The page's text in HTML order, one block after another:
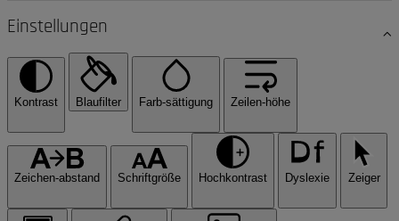
Einstellungen
Kontrast Blaufilter Farb-sättigung Zeilen-höhe
Zeichen-abstand Schriftgröße Hochkontrast Dyslexie Zeiger